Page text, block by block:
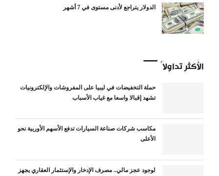
الدولار يتراجع لأدنى مستوى في 7 أشهر
الأكثر تداولاً
حملة التخفيضات في ليبيا على المفروشات والإلكترونيات
تشهد إقبالا واسعا مع غياب الأسباب
مكاسب شركات صناعة السيارات تدفع الأسهم الأوربية نحو
الأعلى
لوجود عجز مالي.. مصرف الإدخار والإستثمار العقاري يجهز